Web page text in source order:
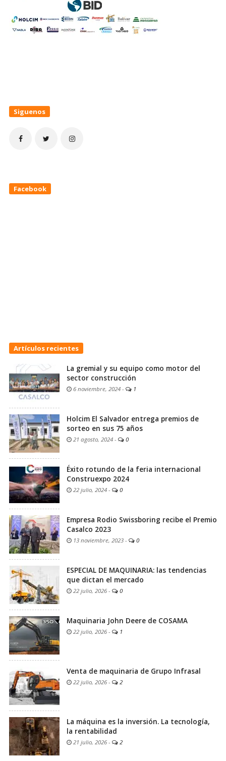
Siguenos
Facebook
Artículos recientes
La gremial y su equipo como motor del
sector construcción
6 noviembre, 2024 - 1
Holcim El Salvador entrega premios de
sorteo en sus 75 años
21 agosto, 2024 - 0
Éxito rotundo de la feria internacional
Construexpo 2024
22 julio, 2024 - 0
Empresa Rodio Swissboring recibe el Premio
Casalco 2023
13 noviembre, 2023 - 0
ESPECIAL DE MAQUINARIA: las tendencias
que dictan el mercado
22 julio, 2026 - 0
Maquinaria John Deere de COSAMA
22 julio, 2026 - 1
Venta de maquinaria de Grupo Infrasal
22 julio, 2026 - 2
La máquina es la inversión. La tecnología,
la rentabilidad
21 julio, 2026 - 2